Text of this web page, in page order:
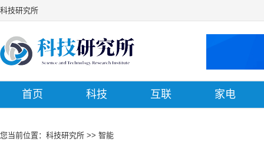
科技研究所
首页 科技 互联 家电
您当前位置： 科技研究所 >> 智能